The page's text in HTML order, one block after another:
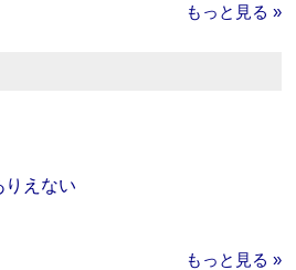
もっと見る »
りえない
もっと見る »